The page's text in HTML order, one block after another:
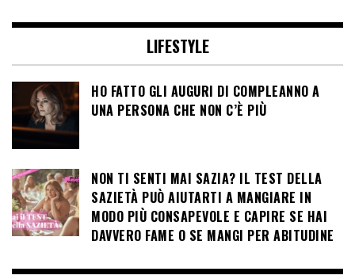
LIFESTYLE
HO FATTO GLI AUGURI DI COMPLEANNO A
UNA PERSONA CHE NON C’È PIÙ
NON TI SENTI MAI SAZIA? IL TEST DELLA
SAZIETÀ PUÒ AIUTARTI A MANGIARE IN
MODO PIÙ CONSAPEVOLE E CAPIRE SE HAI
DAVVERO FAME O SE MANGI PER ABITUDINE